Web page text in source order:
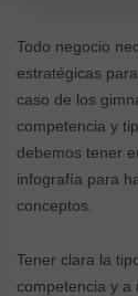
Todo negocio
estratégicas
caso de los
competencia y
debemos tener
infografía para
conceptos.
Tener clara la
competencia y a